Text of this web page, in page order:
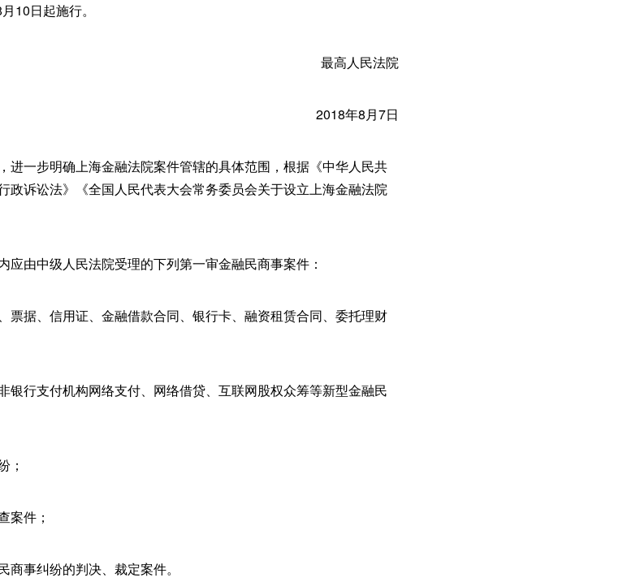
10日起施行。
最高人民法院
2018年8月7日
进一步明确上海金融法院案件管辖的具体范围，根据《中华人民共
政诉讼法》《全国人民代表大会常务委员会关于设立上海金融法院
由中级人民法院受理的下列第一审金融民商事案件：
票据、信用证、金融借款合同、银行卡、融资租赁合同、委托理财
银行支付机构网络支付、网络借贷、互联网股权众筹等新型金融民
；
案件；
商事纠纷的判决、裁定案件。